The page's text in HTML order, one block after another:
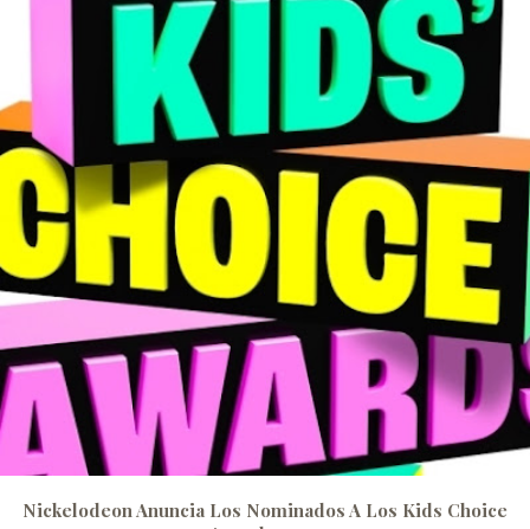
Nickelodeon Anuncia Los Nominados A Los Kids Choice